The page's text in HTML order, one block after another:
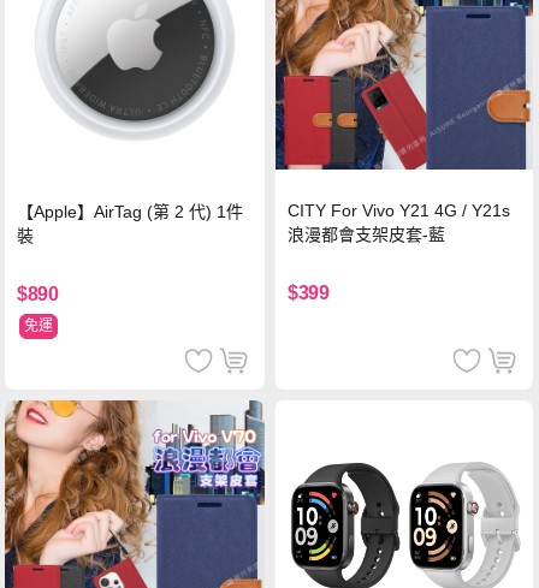
【Apple】AirTag (第 2 代) 1件
裝
$890
免運
CITY For Vivo Y21 4G / Y21s
浪漫都會支架皮套-藍
$399